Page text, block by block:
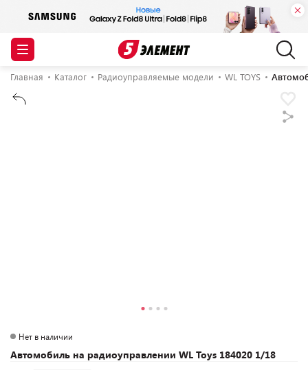
Главная Каталог Радиоуправляемые модели WL TOYS
Автомобиль на радиоуправлении WL Toys 184020 1/18
Нет в наличии